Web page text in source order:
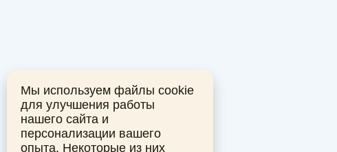
Мы используем файлы cookie
для улучшения работы
нашего сайта и
персонализации вашего
опыта. Некоторые из них